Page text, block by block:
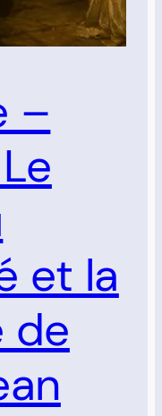
–
et la
de